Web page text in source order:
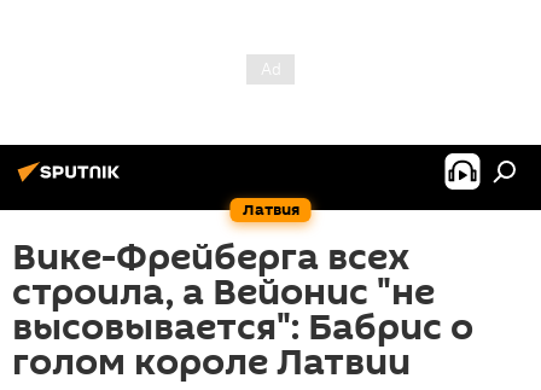
Латвия
Вике-Фрейберга всех
строила, а Вейонис "не
высовывается": Бабрис о
голом короле Латвии